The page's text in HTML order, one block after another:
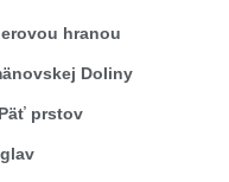
hranou
Doliny
prstov